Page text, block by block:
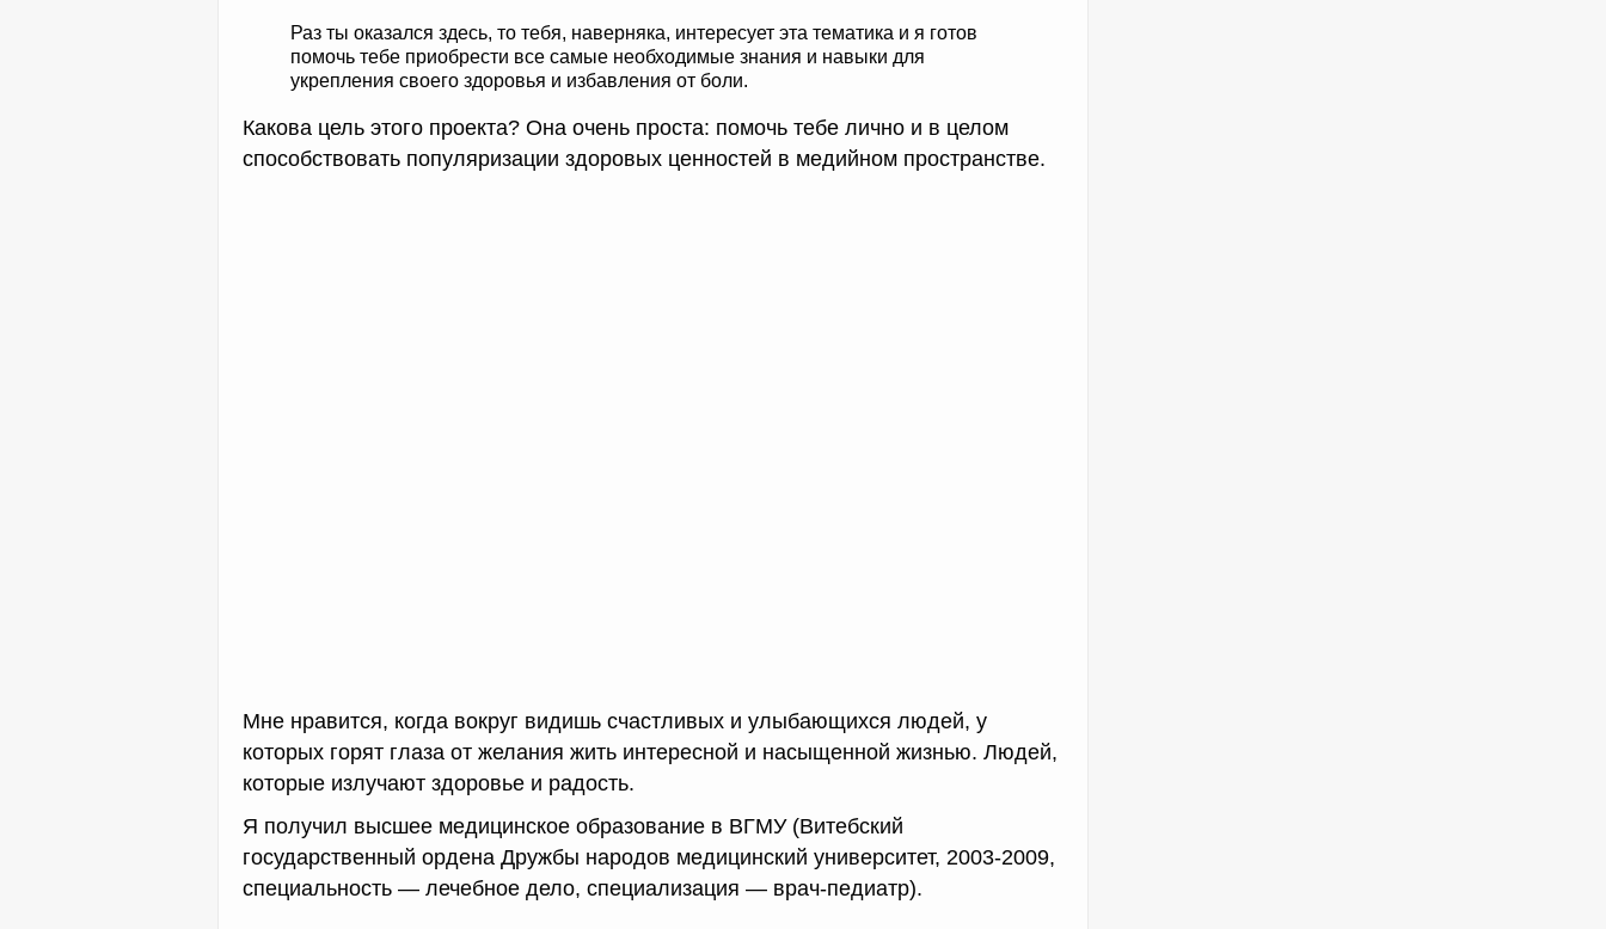
Раз ты оказался здесь, то тебя, наверняка, интересует эта тематика и я готов
помочь тебе приобрести все самые необходимые знания и навыки для
укрепления своего здоровья и избавления от боли.
Какова цель этого проекта? Она очень проста: помочь тебе лично и в целом
способствовать популяризации здоровых ценностей в медийном пространстве.
Мне нравится, когда вокруг видишь счастливых и улыбающихся людей, у
которых горят глаза от желания жить интересной и насыщенной жизнью. Людей,
которые излучают здоровье и радость.
Я получил высшее медицинское образование в ВГМУ (Витебский
государственный ордена Дружбы народов медицинский университет, 2003-2009,
специальность — лечебное дело, специализация — врач-педиатр).